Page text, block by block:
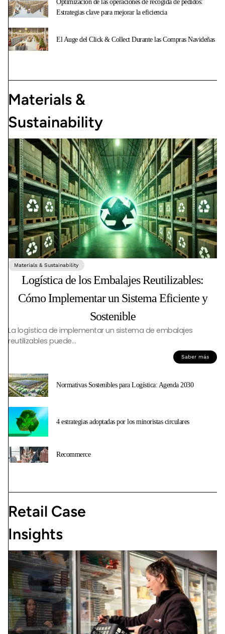
Optimización de las operaciones de recogida de pedidos:
Estrategias clave para mejorar la eficiencia
El Auge del Click & Collect Durante las Compras Navideñas
Materials &
Sustainability
Materials & Sustainability
Logística de los Embalajes Reutilizables:
Cómo Implementar un Sistema Eficiente y
Sostenible
La logística de implementar un sistema de embalajes
reutilizables puede…
Saber más
Normativas Sostenibles para Logística: Agenda 2030
4 estrategias adoptadas por los minoristas circulares
Recommerce
Retail Case
Insights